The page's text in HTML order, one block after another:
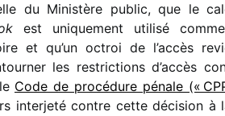
du Ministère public, que le
est unique­ment utilisé
et qu’un octroi de l’ac­cès
les restric­tions d’ac­cès
Code de procé­dure pénale («
inter­jeté contre cette déci­sion à